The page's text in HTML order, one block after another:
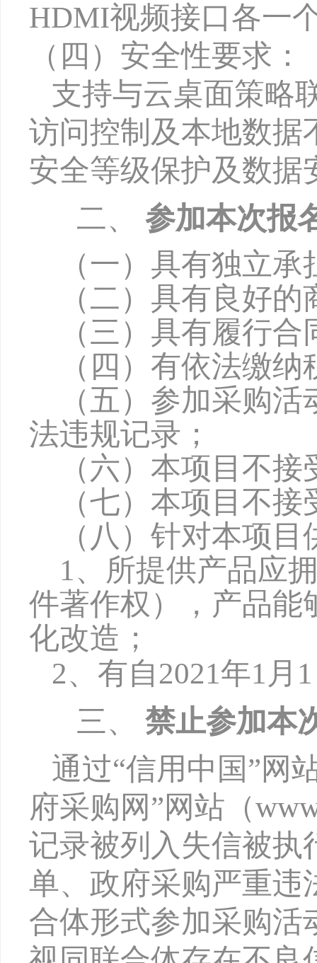
HDMI视频接口各一
（ 四 ） 安全性要求：
支持与云桌面策略
访问控制及本地数据
安全等级保护及数据
二、 参加本次报
（一）具有独立
（二）具有良好
（三）具有履行
（四）有依法缴
（五）参加采购
法违规记录；
（六）本项目不
（七）本项目不
（八）针对本项
1、所提供产品应
件著作权），产品能
化改造；
2、有自2021年1月
三、 禁止参加本
通过“信用中国”网
府采购网”网站（
记录被列入失信被执
单、政府采购严重违
合体形式参加采购活